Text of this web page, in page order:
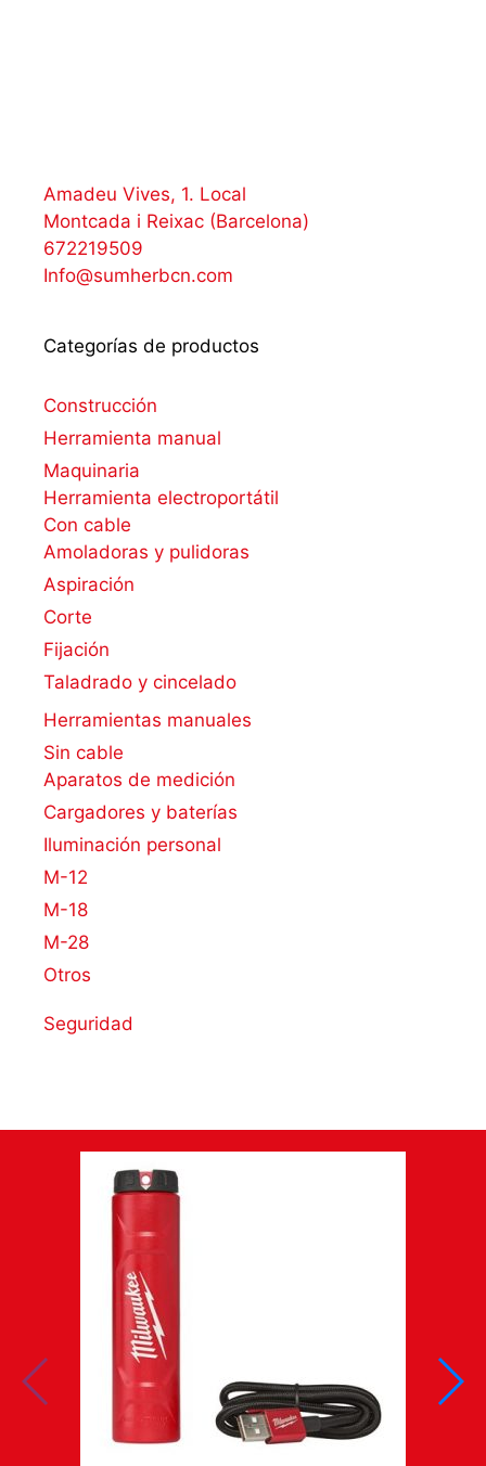
Amadeu Vives, 1. Local
Montcada i Reixac (Barcelona)
672219509
Info@sumherbcn.com
Categorías de productos
Construcción
Herramienta manual
Maquinaria
Herramienta electroportátil
Con cable
Amoladoras y pulidoras
Aspiración
Corte
Fijación
Taladrado y cincelado
Herramientas manuales
Sin cable
Aparatos de medición
Cargadores y baterías
Iluminación personal
M-12
M-18
M-28
Otros
Seguridad